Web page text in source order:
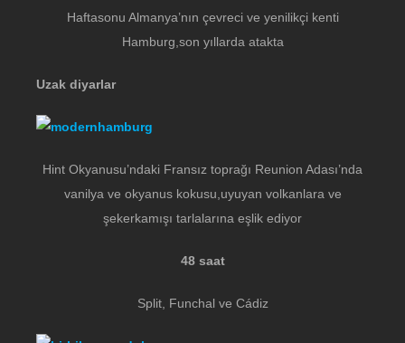
Haftasonu Almanya’nın çevreci ve yenilikçi kenti
Hamburg,son yıllarda atakta
Uzak diyarlar
Hint Okyanusu’ndaki Fransız toprağı Reunion Adası’nda
vanilya ve okyanus kokusu,uyuyan volkanlara ve
şekerkamışı tarlalarına eşlik ediyor
48 saat
Split, Funchal ve Cádiz